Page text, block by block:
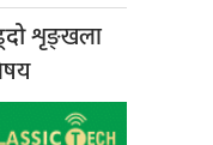
शृङ्खला